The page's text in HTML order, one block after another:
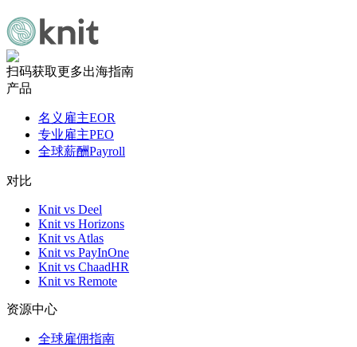
扫码获取更多出海指南
产品
名义雇主EOR
专业雇主PEO
全球薪酬Payroll
对比
Knit vs Deel
Knit vs Horizons
Knit vs Atlas
Knit vs PayInOne
Knit vs ChaadHR
Knit vs Remote
资源中心
全球雇佣指南